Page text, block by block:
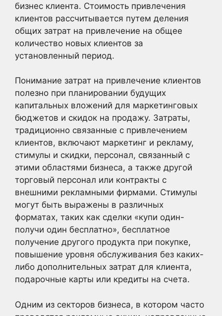
бизнес клиента. Стоимость привлечения
клиентов рассчитывается путем деления
общих затрат на привлечение на общее
количество новых клиентов за
установленный период.
Понимание затрат на привлечение клиентов
полезно при планировании будущих
капитальных вложений для маркетинговых
бюджетов и скидок на продажу. Затраты,
традиционно связанные с привлечением
клиентов, включают маркетинг и рекламу,
стимулы и скидки, персонал, связанный с
этими областями бизнеса, а также другой
торговый персонал или контракты с
внешними рекламными фирмами. Стимулы
могут быть выражены в различных
форматах, таких как сделки «купи один-
получи один бесплатно», бесплатное
получение другого продукта при покупке,
повышение уровня обслуживания без каких-
либо дополнительных затрат для клиента,
подарочные карты или кредиты на счета.
Одним из секторов бизнеса, в котором часто